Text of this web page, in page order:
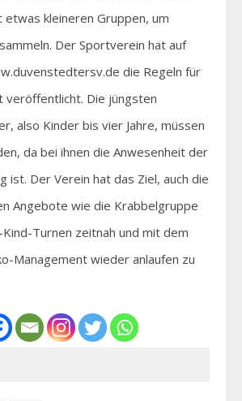
etwas kleineren Gruppen, um
Der Sportverein hat auf
die Regeln für
veröffentlicht. Die jüngsten
also Kinder bis vier Jahre, müssen
da bei ihnen die Anwesenheit der
ist. Der Verein hat das Ziel, auch die
Angebote wie die Krabbelgruppe
Turnen zeitnah und mit dem
Management wieder anlaufen zu